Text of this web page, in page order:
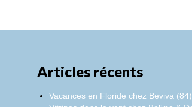
Articles récents
Vacances en Floride chez Beviva (84)